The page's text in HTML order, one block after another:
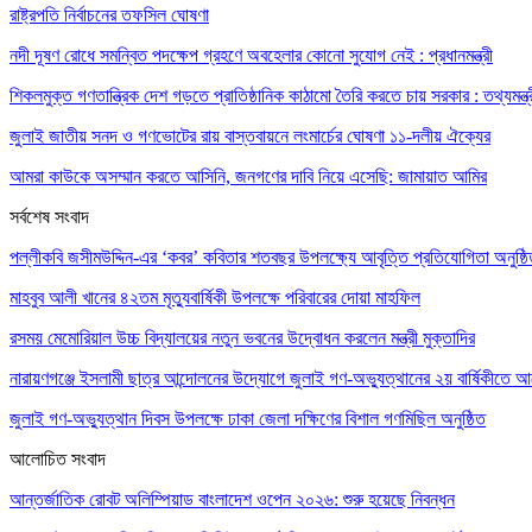
রাষ্ট্রপতি নির্বাচনের তফসিল ঘোষণা
নদী দূষণ রোধে সমন্বিত পদক্ষেপ গ্রহণে অবহেলার কোনো সুযোগ নেই : প্রধানমন্ত্রী
শিকলমুক্ত গণতান্ত্রিক দেশ গড়তে প্রাতিষ্ঠানিক কাঠামো তৈরি করতে চায় সরকার :
জুলাই জাতীয় সনদ ও গণভোটের রায় বাস্তবায়নে লংমার্চের ঘোষণা ১১-দলীয় ঐক্যের
আমরা কাউকে অসম্মান করতে আসিনি, জনগণের দাবি নিয়ে এসেছি: জামায়াত আমির
সর্বশেষ সংবাদ
পল্লীকবি জসীমউদ্দিন-এর ‘কবর’ কবিতার শতবছর উপলক্ষ্যে আবৃত্তি প্রতিযোগিতা
মাহবুব আলী খানের ৪২তম মৃত্যুবার্ষিকী উপলক্ষে পরিবারের দোয়া মাহফিল
রসময় মেমোরিয়াল উচ্চ বিদ্যালয়ের নতুন ভবনের উদ্বোধন করলেন মন্ত্রী মুক্তাদির
নারায়ণগঞ্জে ইসলামী ছাত্র আন্দোলনের উদ্যোগে জুলাই গণ-অভ্যুত্থানের ২য় বার্ষিকীতে
জুলাই গণ-অভ্যুত্থান দিবস উপলক্ষে ঢাকা জেলা দক্ষিণের বিশাল গণমিছিল অনুষ্ঠিত
আলোচিত সংবাদ
আন্তর্জাতিক রোবট অলিম্পিয়াড বাংলাদেশ ওপেন ২০২৬: শুরু হয়েছে নিবন্ধন